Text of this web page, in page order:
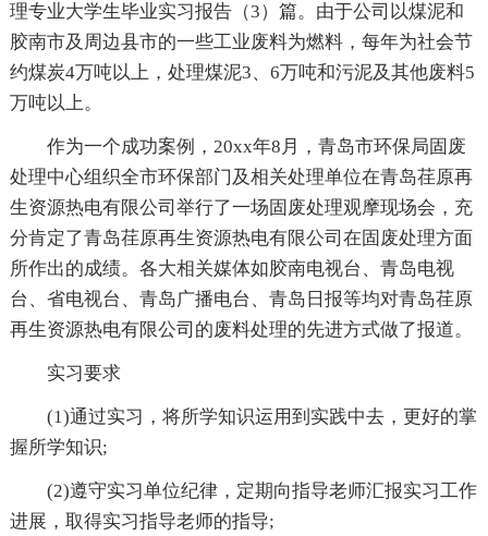
理专业大学生毕业实习报告（3）篇。由于公司以煤泥和
胶南市及周边县市的一些工业废料为燃料，每年为社会节
约煤炭4万吨以上，处理煤泥3、6万吨和污泥及其他废料5
万吨以上。
作为一个成功案例，20xx年8月，青岛市环保局固废
处理中心组织全市环保部门及相关处理单位在青岛荏原再
生资源热电有限公司举行了一场固废处理观摩现场会，充
分肯定了青岛荏原再生资源热电有限公司在固废处理方面
所作出的成绩。各大相关媒体如胶南电视台、青岛电视
台、省电视台、青岛广播电台、青岛日报等均对青岛荏原
再生资源热电有限公司的废料处理的先进方式做了报道。
实习要求
(1)通过实习，将所学知识运用到实践中去，更好的掌
握所学知识;
(2)遵守实习单位纪律，定期向指导老师汇报实习工作
进展，取得实习指导老师的指导;